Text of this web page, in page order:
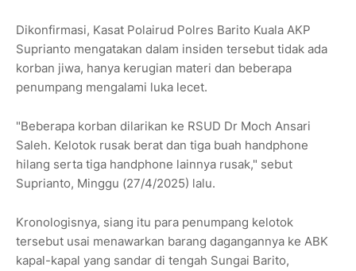
Dikonfirmasi, Kasat Polairud Polres Barito Kuala AKP
Suprianto mengatakan dalam insiden tersebut tidak ada
korban jiwa, hanya kerugian materi dan beberapa
penumpang mengalami luka lecet.
"Beberapa korban dilarikan ke RSUD Dr Moch Ansari
Saleh. Kelotok rusak berat dan tiga buah handphone
hilang serta tiga handphone lainnya rusak," sebut
Suprianto, Minggu (27/4/2025) lalu.
Kronologisnya, siang itu para penumpang kelotok
tersebut usai menawarkan barang dagangannya ke ABK
kapal-kapal yang sandar di tengah Sungai Barito,